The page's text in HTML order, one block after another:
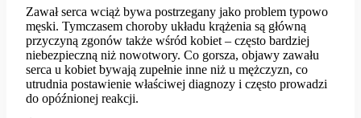
Zawał serca wciąż bywa postrzegany jako problem typowo
męski. Tymczasem choroby układu krążenia są główną
przyczyną zgonów także wśród kobiet – często bardziej
niebezpieczną niż nowotwory. Co gorsza, objawy zawału
serca u kobiet bywają zupełnie inne niż u mężczyzn, co
utrudnia postawienie właściwej diagnozy i często prowadzi
do opóźnionej reakcji.